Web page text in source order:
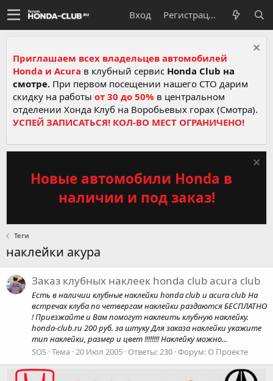
Вход Регистрация
Приглашаем всех владельцев автомобилей
Honda и Acura в клубный сервис Honda Club на
смотре. При первом посещении нашего СТО дарим
скидку на работы от 30 до 50% в центральном
отделении Хонда Клуб на Воробьевых горах (Смотра).
УСПЕЙ ЗАПИСАТЬСЯ! КОЛ-ВО МЕСТ ОГРАНИЧЕНО!
Новые автомобили Honda в
наличии и под заказ!
Теги
наклейки акура
Заказ клубных наклеек honda club acura club
Есть в наличии клубные наклейки honda club и acura club На
встречах клуба по четвергам наклейки раздаются БЕСПЛАТНО
! Приезжайте и Вам помогут наклеить клубную наклейку.
honda-club.ru 200 руб. за штуку Для заказа наклейки укажите
тип наклейки, размер и цвет !!!!!!!! Наклейку можно...
SOS Тема 20 Июл 2005 Ответы: 230 Форум: О Проекте